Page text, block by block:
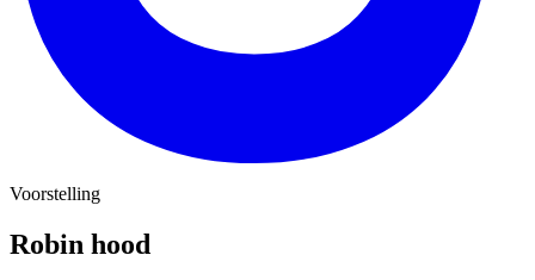
Voorstelling
Robin hood